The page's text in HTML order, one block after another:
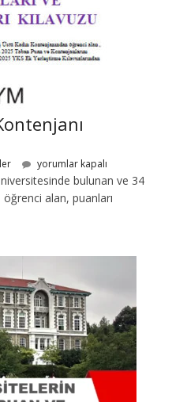
yorumlar kapalı
bulunan ve 34
alan, puanları